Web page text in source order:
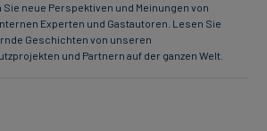
Sie neue Perspektiven und Meinungen von
Experten und Gastautoren. Lesen Sie
Geschichten von unseren
und Partnern auf der ganzen Welt.